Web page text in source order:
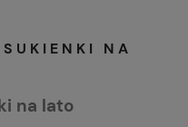
NA
na lato